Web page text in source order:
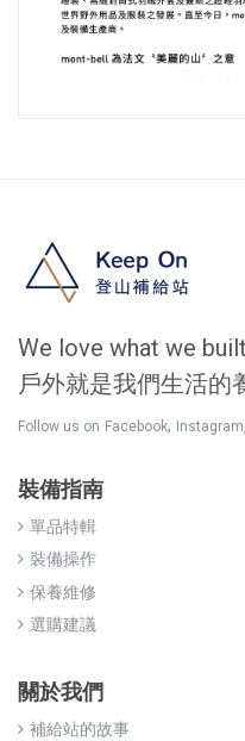
We love what we
戶外就是我們生活的
Follow us on Facebook, Instagram,
裝備指南
單品特輯
裝備操作
保養維修
選購建議
關於我們
補給站的故事